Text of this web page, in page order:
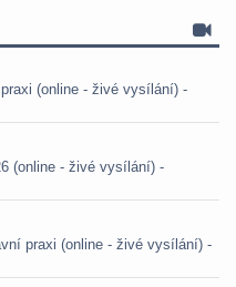
(online - živé vysílání) -
(online - živé vysílání) -
praxi (online - živé vysílání) -